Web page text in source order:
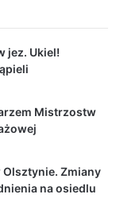
jez. Ukiel!
Mistrzostw
Zmiany
na osiedlu